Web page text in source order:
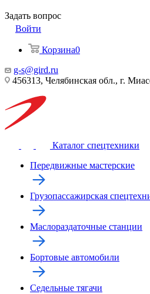
Задать вопрос
Войти
Корзина0
g-s@gird.ru
456313, Челябинская обл., г.
Каталог спецтехники
Передвижные мастерские
Грузопассажирская
Маслораздаточные станции
Бортовые автомобили
Седельные тягачи